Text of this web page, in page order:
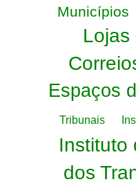
Municípios
Lojas
Espaços
Tribunais
Instituto
dos